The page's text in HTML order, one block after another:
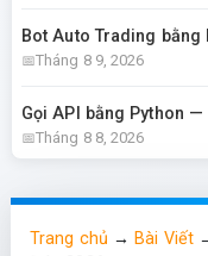
Bot Auto Trading
Tháng 8 9, 2026
Gọi API bằng Python
Tháng 8 8, 2026
Trang chủ →Bài Viết